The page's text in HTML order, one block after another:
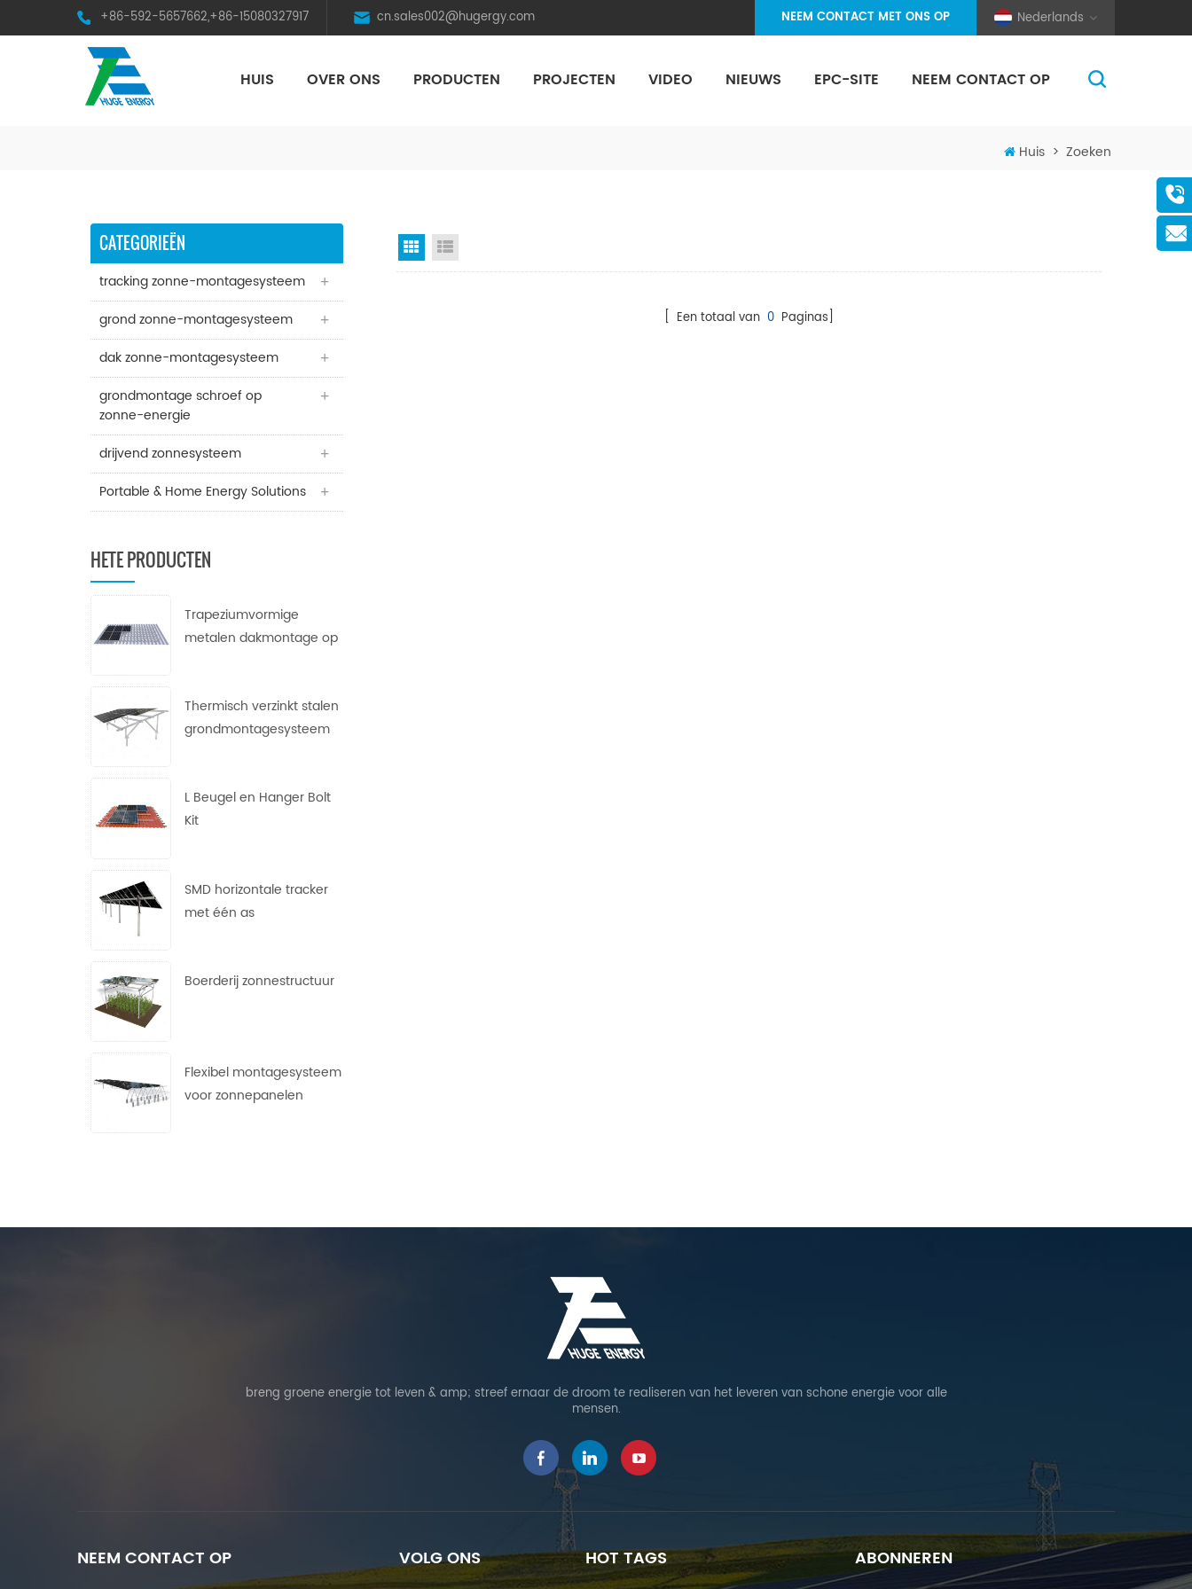
+86-592-5657662,+86-15080327917 cn.sales002@hugergy.com Nederlands
NEEM CONTACT MET ONS OP
HUIS OVER ONS PRODUCTEN PROJECTEN VIDEO NIEUWS EPC-SITE NEEM CONTACT OP
Huis > Zoeken
CATEGORIEËN
tracking zonne-montagesysteem
grond zonne-montagesysteem
dak zonne-montagesysteem
grondmontage schroef op
zonne-energie
drijvend zonnesysteem
Portable & Home Energy Solutions
HETE PRODUCTEN
Trapeziumvormige
metalen dakmontage op
Thermisch verzinkt stalen
grondmontagesysteem
L Beugel en Hanger Bolt
Kit
SMD horizontale tracker
met één as
Boerderij zonnestructuur
Flexibel montagesysteem
voor zonnepanelen
Rasterweergave
[ Een totaal van 0 Paginas]
breng groene energie tot leven & amp; streef ernaar de droom te realiseren van het leveren van schone energie voor alle
mensen.
NEEM CONTACT OP VOLG ONS HOT TAGS ABONNEREN